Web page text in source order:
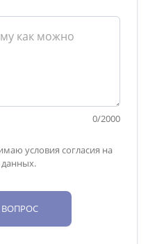
0/2000
условия согласия на
ВОПРОС